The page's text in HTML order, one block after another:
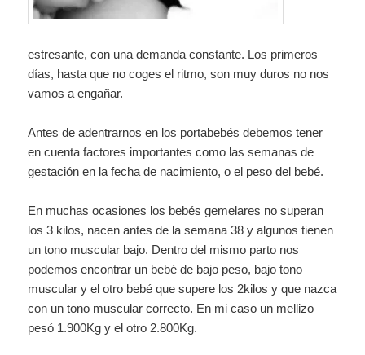
estresante, con una demanda constante. Los primeros
días, hasta que no coges el ritmo, son muy duros no nos
vamos a engañar.
Antes de adentrarnos en los portabebés debemos tener
en cuenta factores importantes como las semanas de
gestación en la fecha de nacimiento, o el peso del bebé.
En muchas ocasiones los bebés gemelares no superan
los 3 kilos, nacen antes de la semana 38 y algunos tienen
un tono muscular bajo. Dentro del mismo parto nos
podemos encontrar un bebé de bajo peso, bajo tono
muscular y el otro bebé que supere los 2kilos y que nazca
con un tono muscular correcto. En mi caso un mellizo
pesó 1.900Kg y el otro 2.800Kg.